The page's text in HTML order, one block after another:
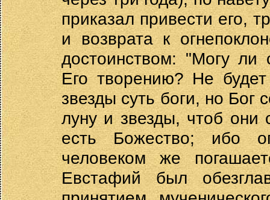
приказал привести его,
и возврата к
достоинством: "Могу ли
Его творению? Не
звезды суть боги, но Бог
луну и звезды, чтоб они
есть Божество; ибо
человеком же
Евстафий был